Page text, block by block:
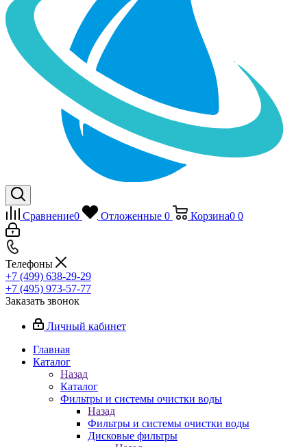
Сравнение0 Отложенные 0 Корзина0 0
Телефоны
+7 (499) 638-29-29
+7 (495) 973-57-77
Заказать звонок
Личный кабинет
Главная
Каталог
Назад
Каталог
Фильтры и системы очистки воды
Назад
Фильтры и системы очистки воды
Дисковые фильтры